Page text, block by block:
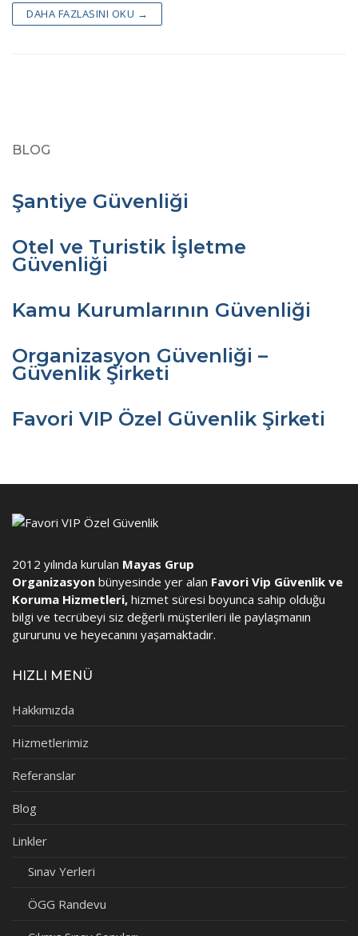
Sınav Sonuçları(Temel)
DAHA FAZLASINI OKU →
BLOG
Şantiye Güvenliği
Otel ve Turistik İşletme
Güvenliği
Kamu Kurumlarının Güvenliği
Organizasyon Güvenliği –
Güvenlik Şirketi
Favori VIP Özel Güvenlik Şirketi
2012 yılında kurulan Mayas Grup
Organizasyon bünyesinde yer alan Favori Vip Güvenlik ve
Koruma Hizmetleri, hizmet süresi boyunca sahip olduğu
bilgi ve tecrübeyi siz değerli müşterileri ile paylaşmanın
gururunu ve heyecanını yaşamaktadır.
HIZLI MENÜ
Hakkımızda
Hizmetlerimiz
Referanslar
Blog
Linkler
Sınav Yerleri
ÖGG Randevu